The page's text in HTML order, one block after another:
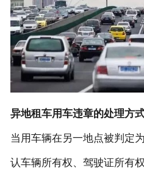
异地租车用车违章的处理方
当用车辆在另一地点被判定
认车辆所有权、驾驶证所有